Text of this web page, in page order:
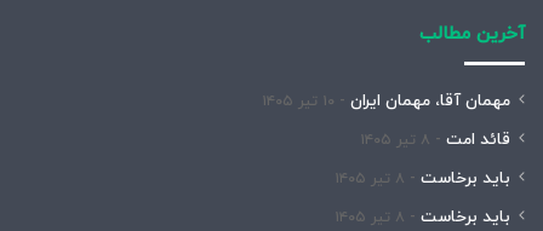
آخرین مطالب
مهمان آقا، مهمان ایران ۱۰ تیر ۱۴۰۵
قائد امت ۸ تیر ۱۴۰۵
باید برخاست ۸ تیر ۱۴۰۵
باید برخاست ۸ تیر ۱۴۰۵